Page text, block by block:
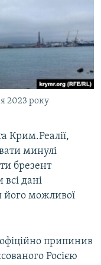
2023 року
Крим.Реалії,
минулі
брезент
дані
його можливої
припинив
Росією